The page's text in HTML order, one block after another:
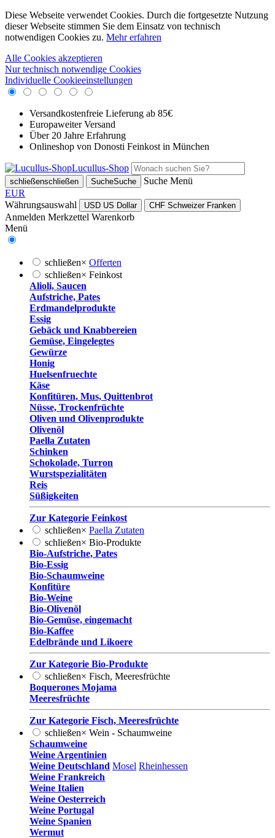
Diese Webseite verwendet Cookies. Durch die fortgesetzte Nutzung
dieser Webseite stimmen Sie dem Einsatz von technisch
notwendigen Cookies zu. Mehr erfahren
Alle Cookies akzeptieren
Nur technisch notwendige Cookies
Individuelle Cookieeinstellungen
Versandkostenfreie Lieferung ab 85€
Europaweiter Versand
Über 20 Jahre Erfahrung
Onlineshop von Donosti Feinkost in München
Lucullus-Shop
schließenschließen SucheSuche Suche Menü
EUR
Währungsauswahl
USD US Dollar CHF Schweizer Franken
Anmelden Merkzettel Warenkorb
Menü
schließen× Offerten
schließen× Feinkost
Alioli, Saucen
Aufstriche, Pates
Erdmandelprodukte
Essig
Gebäck und Knabbereien
Gemüse, Eingelegtes
Gewürze
Honig
Huelsenfruechte
Käse
Konfitüren, Mus, Quittenbrot
Nüsse, Trockenfrüchte
Oliven und Olivenprodukte
Olivenöl
Paella Zutaten
Schinken
Schokolade, Turron
Wurstspezialitäten
Reis
Süßigkeiten
Zur Kategorie Feinkost
schließen× Paella Zutaten
schließen× Bio-Produkte
Bio-Aufstriche, Pates
Bio-Essig
Bio-Schaumweine
Konfitüre
Bio-Weine
Bio-Olivenöl
Bio-Gemüse, eingemacht
Bio-Kaffee
Edelbrände und Likoere
Zur Kategorie Bio-Produkte
schließen× Fisch, Meeresfrüchte
Boquerones Mojama
Meeresfrüchte
Zur Kategorie Fisch, Meeresfrüchte
schließen× Wein - Schaumweine
Schaumweine
Weine Argentinien
Weine Deutschland Mosel Rheinhessen
Weine Frankreich
Weine Italien
Weine Oesterreich
Weine Portugal
Weine Spanien
Wermut